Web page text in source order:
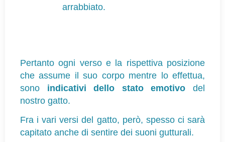
arrabbiato.
Pertanto ogni verso e la rispettiva posizione
sono indicativi dello stato emotivo del
nostro gatto.
Fra i vari versi del gatto, però, spesso ci sarà
capitato anche di sentire dei suoni gutturali.